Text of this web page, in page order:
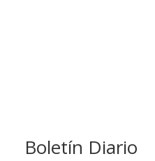
Boletín Diario